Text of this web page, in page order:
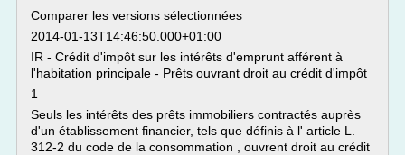
Comparer les versions sélectionnées
2014-01-13T14:46:50.000+01:00
IR - Crédit d'impôt sur les intérêts d'emprunt afférent à
l'habitation principale - Prêts ouvrant droit au crédit d'impôt
1
Seuls les intérêts des prêts immobiliers contractés auprès
d'un établissement financier, tels que définis à l' article L.
312-2 du code de la consommation , ouvrent droit au crédit